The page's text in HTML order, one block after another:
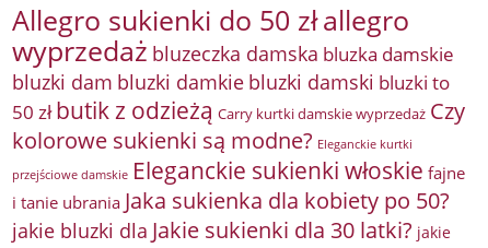
Allegro sukienki do 50 złallegro
wyprzedaż bluzeczka damska bluzka damskie
bluzki dam bluzki damkie bluzki damski bluzki to
50 zł butik z odzieżą Carry kurtki damskie wyprzedaż Czy
kolorowe sukienki są modne? Eleganckie kurtki
przejściowe damskie Eleganckie sukienki włoskie fajne
i tanie ubrania Jaka sukienka dla kobiety po 50?
jakie bluzki dla Jakie sukienki dla 30 latki? jakie